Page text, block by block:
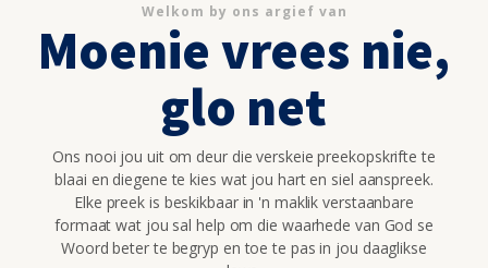
Welkom by ons argief van
Moenie vrees nie,
glo net
Ons nooi jou uit om deur die verskeie preekopskrifte te
blaai en diegene te kies wat jou hart en siel aanspreek.
Elke preek is beskikbaar in 'n maklik verstaanbare
formaat wat jou sal help om die waarhede van God se
Woord beter te begryp en toe te pas in jou daaglikse